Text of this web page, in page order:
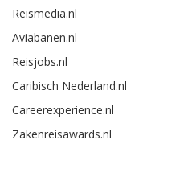
Reismedia.nl
Aviabanen.nl
Reisjobs.nl
Caribisch Nederland.nl
Careerexperience.nl
Zakenreisawards.nl